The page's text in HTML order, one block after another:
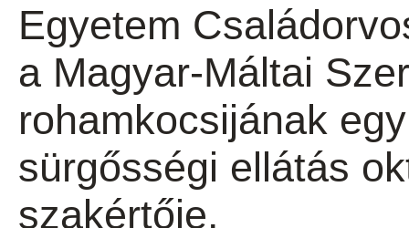
Egyetem
a Magyar-Máltai
rohamkocsijának
sürgősségi ellátás
szakértője.